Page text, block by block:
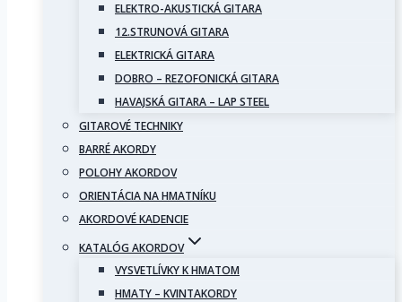
ELEKTRO-AKUSTICKÁ GITARA
12.STRUNOVÁ GITARA
ELEKTRICKÁ GITARA
DOBRO – REZOFONICKÁ GITARA
HAVAJSKÁ GITARA – LAP STEEL
GITAROVÉ TECHNIKY
BARRÉ AKORDY
POLOHY AKORDOV
ORIENTÁCIA NA HMATNÍKU
AKORDOVÉ KADENCIE
KATALÓG AKORDOV
VYSVETLÍVKY K HMATOM
HMATY – KVINTAKORDY